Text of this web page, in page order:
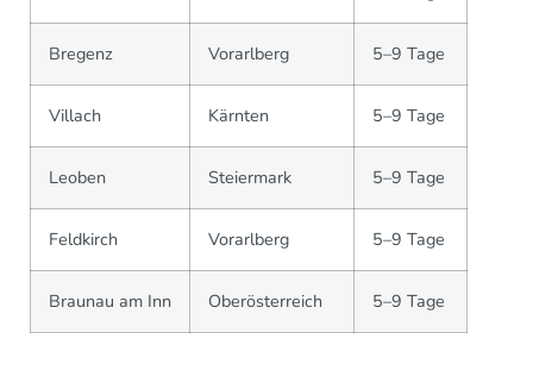
Bregenz Vorarlberg 5–9 Tage
Villach Kärnten 5–9 Tage
Leoben Steiermark 5–9 Tage
Feldkirch Vorarlberg 5–9 Tage
Braunau am Inn Oberösterreich 5–9 Tage